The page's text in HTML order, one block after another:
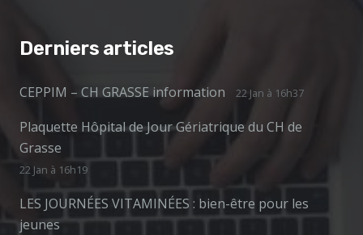
Derniers articles
CEPPIM – CH GRASSE information 22 Jan à 16h37
Plaquette Hôpital de Jour Gériatrique du CH de
Grasse
22 Jan à 16h19
LES JOURNÉES VITAMINÉES : bien-être pour les
jeunes